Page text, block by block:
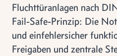
Fluchttüranlagen nach
Fail-Safe-Prinzip: Die
und einfehlersicher
Freigaben und zentrale